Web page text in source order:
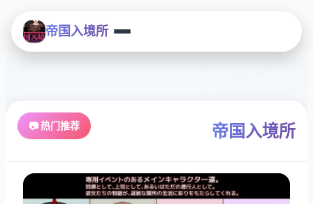
帝国入境所
📷 热门推荐 帝国入境所